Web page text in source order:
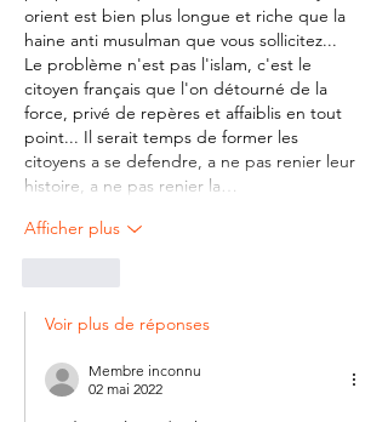
orient est bien plus longue et riche que la
haine anti musulman que vous sollicitez...
Le problème n'est pas l'islam, c'est le
citoyen français que l'on détourné de la
force, privé de repères et affaiblis en tout
point... Il serait temps de former les
citoyens a se defendre, a ne pas renier leur
histoire, a ne pas renier la…
Afficher plus
Voir plus de réponses
Membre inconnu
02 mai 2022